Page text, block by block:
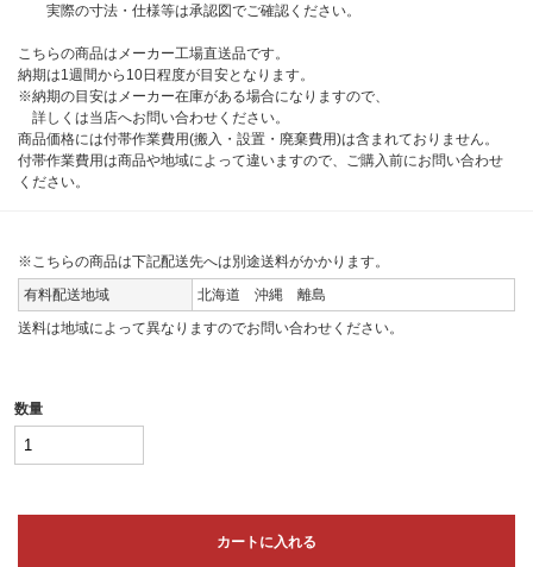
実際の寸法・仕様等は承認図でご確認ください。
こちらの商品はメーカー工場直送品です。
納期は1週間から10日程度が目安となります。
※納期の目安はメーカー在庫がある場合になりますので、
詳しくは当店へお問い合わせください。
商品価格には付帯作業費用(搬入・設置・廃棄費用)は含まれておりません。
付帯作業費用は商品や地域によって違いますので、ご購入前にお問い合わせ
ください。
※こちらの商品は下記配送先へは別途送料がかかります。
有料配送地域
北海道 沖縄 離島
送料は地域によって異なりますのでお問い合わせください。
数量
カートに入れる